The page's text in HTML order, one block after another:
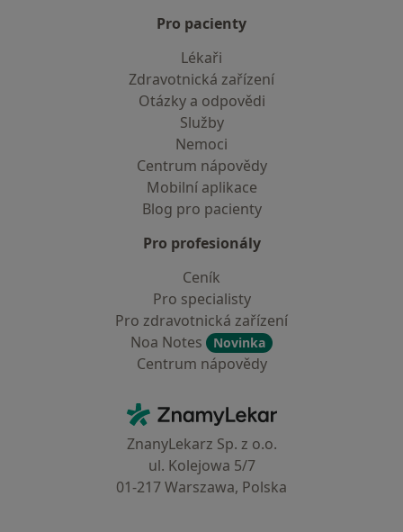
Pro pacienty
Lékaři
Zdravotnická zařízení
Otázky a odpovědi
Služby
Nemoci
Centrum nápovědy
Mobilní aplikace
Blog pro pacienty
Pro profesionály
Ceník
Pro specialisty
Pro zdravotnická zařízení
Noa Notes
Novinka
Centrum nápovědy
ZnamyLekar - Hlavní stránka
ZnanyLekarz Sp. z o.o.
ul. Kolejowa 5/7
01-217 Warszawa, Polska